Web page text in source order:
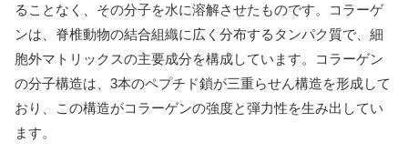
ることなく、その分子を水に溶解させたものです。コラーゲ
ンは、脊椎動物の結合組織に広く分布するタンパク質で、細
胞外マトリックスの主要成分を構成しています。コラーゲン
の分子構造は、3本のペプチド鎖が三重らせん構造を形成して
おり、この構造がコラーゲンの強度と弾力性を生み出してい
ます。